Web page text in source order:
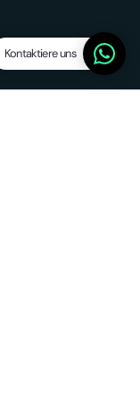
Kontaktiere uns